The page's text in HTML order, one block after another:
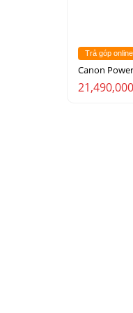
làm nổi
Trả góp online
Canon
21,490,000